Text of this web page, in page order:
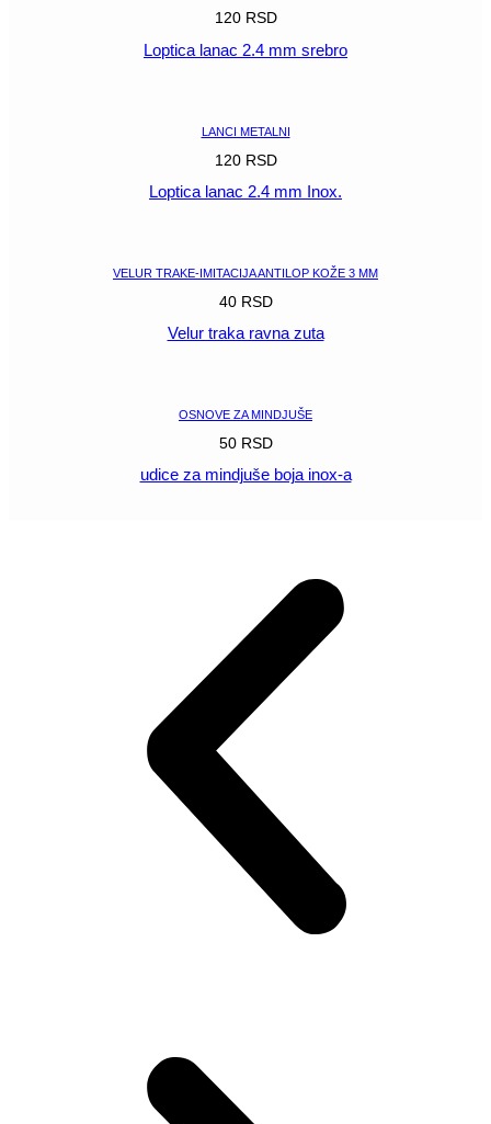
120 RSD
Loptica lanac 2.4 mm srebro
LANCI METALNI
120 RSD
Loptica lanac 2.4 mm Inox.
VELUR TRAKE-IMITACIJA ANTILOP KOŽE 3 MM
40 RSD
Velur traka ravna zuta
OSNOVE ZA MINDJUŠE
50 RSD
udice za mindjuše boja inox-a